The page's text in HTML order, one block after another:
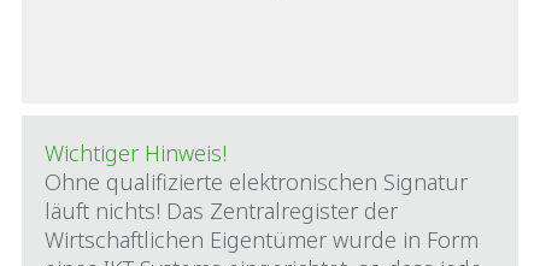
Wichtiger Hinweis!
Ohne qualifizierte elektronischen Signatur
läuft nichts! Das Zentralregister der
Wirtschaftlichen Eigentümer wurde in Form